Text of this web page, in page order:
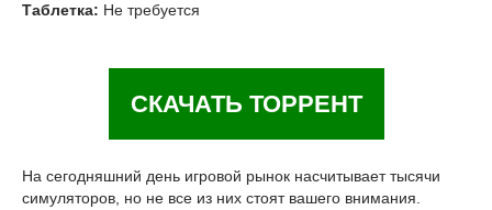
Таблетка: Не требуется
СКАЧАТЬ ТОРРЕНТ
На сегодняшний день игровой рынок насчитывает тысячи
симуляторов, но не все из них стоят вашего внимания.